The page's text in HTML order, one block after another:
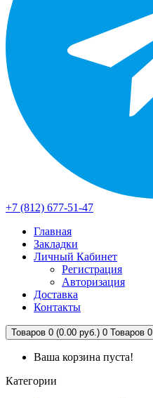
+7 (812) 677-51-47
Главная
Закладки
Личный Кабинет
Регистрация
Авторизация
Доставка
Контакты
Товаров 0 (0.00 руб.) 0 Товаров 0
Ваша корзина пуста!
Категории